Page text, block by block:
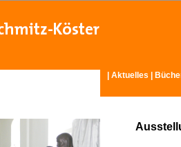
Aktuelles